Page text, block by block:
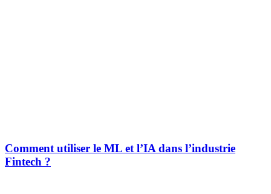
Comment utiliser le ML et l’IA dans l’industrie
Fintech ?